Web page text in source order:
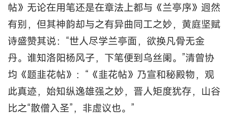
帖》无论在用笔还是在章法上都与《兰亭序》迥然
有别，但其神韵却与之有异曲同工之妙，黄庭坚赋
诗盛赞其说：“世人尽学兰亭面，欲换凡骨无金
丹。谁知洛阳杨风子，下笔便到乌丝阑。”清曾协
均《题韭花帖》：“《韭花帖》乃宣和秘殿物，观
此真迹，始知纵逸雄强之妙，晋人矩度犹存，山谷
比之“散僧入圣”，非虚议也。”